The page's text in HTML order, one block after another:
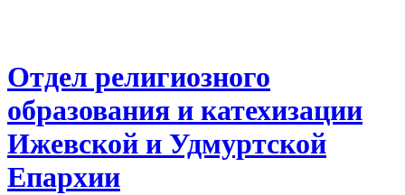
Отдел религиозного
образования и катехизации
Ижевской и Удмуртской
Епархии